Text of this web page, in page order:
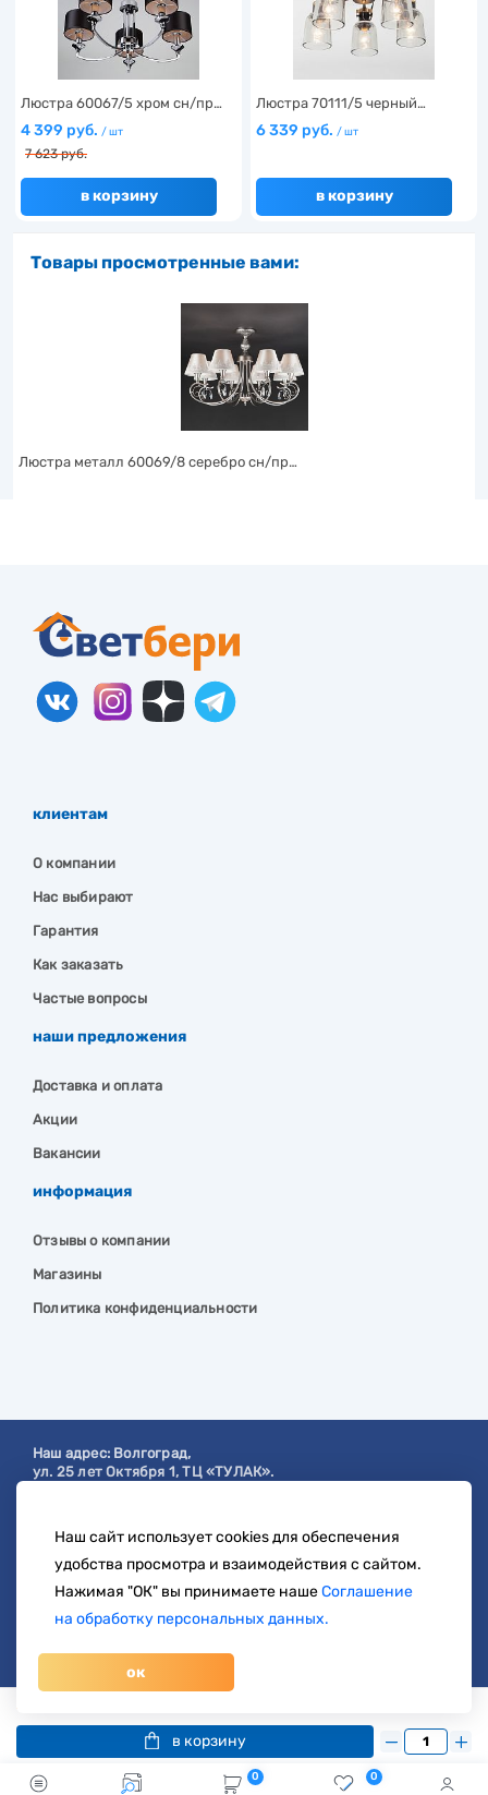
0 0
в корзину
Люстра 60067/5 хром сн/пр…
4 399 руб. / шт
7 623 руб.
в корзину
Люстра 70111/5 черный…
6 339 руб. / шт
в корзину
Товары просмотренные вами:
Люстра металл 60069/8 серебро сн/пр…
клиентам
О компании
Нас выбирают
Гарантия
Как заказать
Частые вопросы
наши предложения
Доставка и оплата
Акции
Вакансии
информация
Отзывы о компании
Магазины
Политика конфиденциальности
Наш адрес: Волгоград,
ул. 25 лет Октября 1, ТЦ «ТУЛАК».
с 9:00 до 19:00
8 904 404-57-57
zakaz@svetberi34.ru
© 1996-2026 svetberi.com (Светбери.рф)
Магазин электротехнических товаров.
Наш сайт использует cookies для обеспечения
удобства просмотра и взаимодействия с сайтом.
Нажимая "ОК" вы принимаете нашеСоглашение
на обработку персональных данных.
ок